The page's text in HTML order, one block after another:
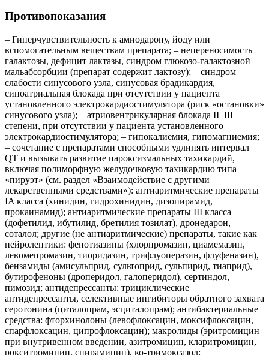
Противопоказания
– Гиперчувствительность к амиодарону, йоду или
вспомогательным веществам препарата; – непереносимость
галактозы, дефицит лактазы, синдром глюкозо-галактозной
мальабсорбции (препарат содержит лактозу); – синдром
слабости синусового узла, синусовая брадикардия,
синоатриальная блокада при отсутствии у пациента
установленного электрокардиостимулятора (риск «остановки»
синусового узла); – атриовентрикулярная блокада II–III
степени, при отсутствии у пациента установленного
электрокардиостимулятора; – гипокалиемия, гипомагниемия;
– сочетание с препаратами способными удлинять интервал
QT и вызывать развитие пароксизмальных тахикардий,
включая полиморфную желудочковую тахикардию типа
«пируэт» (см. раздел «Взаимодействие с другими
лекарственными средствами»): антиаритмические препараты
IA класса (хинидин, гидрохинидин, дизопирамид,
прокаинамид); антиаритмические препараты III класса
(дофетилид, ибутилид, бретилия тозилат), дронедарон,
соталол; другие (не антиаритмические) препараты, такие как
нейролептики: фенотиазины (хлорпромазин, циамемазин,
левомепромазин, тиоридазин, трифлуоперазин, флуфеназин),
бензамиды (амисульприд, сультоприд, сульпирид, тиаприд),
бутирофеноны (дроперидол, галоперидол), сертиндол,
пимозид; антидепрессанты: трициклические
антидепрессанты, селективные ингибиторы обратного захвата
серотонина (циталопрам, эсциталопрам); антибактериальные
средства: фторхинолоны (левофлоксацин, моксифлоксацин,
спарфлоксацин, ципрофлоксацин); макролиды (эритромицин
при внутривенном введении, азитромицин, кларитромицин,
рокситромицин, спирамицин), ко-тримоксазол;